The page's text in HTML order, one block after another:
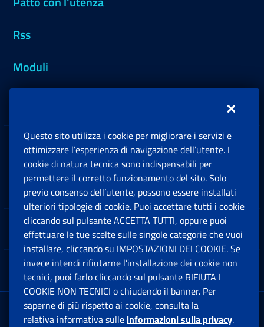
Rss
Moduli
Sedi e Contatti
Software
Note Legali
App mobile
Sede Legale : Via Ciro il Grande, 21
Questo sito utilizza i cookie per migliorare i servizi e
ottimizzare l’esperienza di navigazione dell’utente. I
cookie di natura tecnica sono indispensabili per
permettere il corretto funzionamento del sito. Solo
previo consenso dell’utente, possono essere installati
ulteriori tipologie di cookie. Puoi accettare tutti i cookie
cliccando sul pulsante ACCETTA TUTTI, oppure puoi
effettuare le tue scelte sulle singole categorie che vuoi
installare, cliccando su IMPOSTAZIONI DEI COOKIE. Se
invece intendi rifiutarne l’installazione dei cookie non
tecnici, puoi farlo cliccando sul pulsante RIFIUTA I
COOKIE NON TECNICI o chiudendo il banner. Per
saperne di più rispetto ai cookie, consulta la
relativa informativa sulle informazioni sulla privacy.